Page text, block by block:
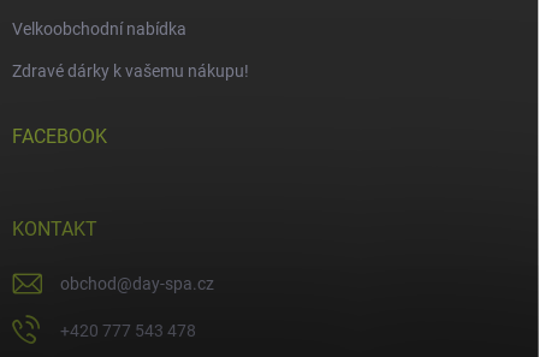
Velkoobchodní nabídka
Zdravé dárky k vašemu nákupu!
FACEBOOK
KONTAKT
obchod@day-spa.cz
+420 777 543 478